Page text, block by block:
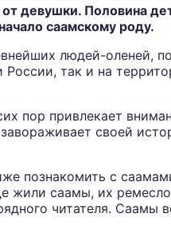
девушки. Половина
саамскому роду.
людей-оленей,
России, так и на
пор привлекает
своей
познакомить с
жили саамы, их
читателя. Саамы